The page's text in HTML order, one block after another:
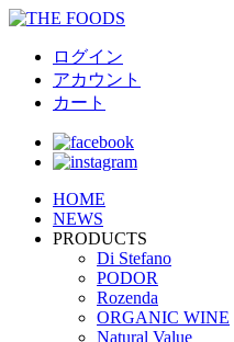
ログイン
アカウント
カート
HOME
NEWS
PRODUCTS
Di Stefano
PODOR
Rozenda
ORGANIC WINE
Natural Value